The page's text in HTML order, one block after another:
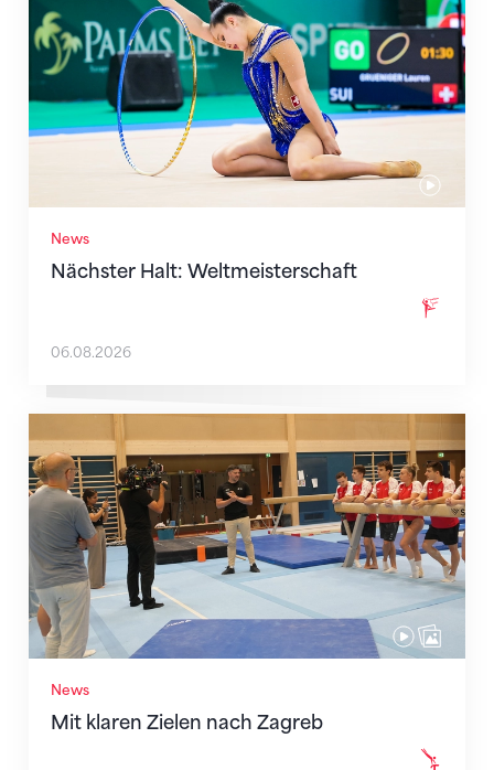
News
Nächster Halt: Weltmeisterschaft
06.08.2026
News
Mit klaren Zielen nach Zagreb
Mit klaren Zielen nach Zagreb